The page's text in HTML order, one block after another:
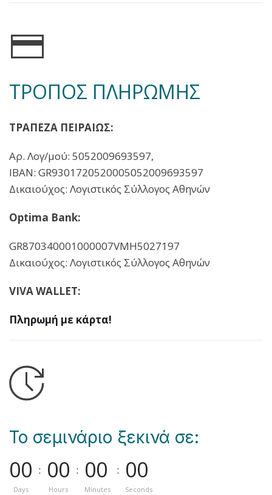
ΤΡΟΠΟΣ ΠΛΗΡΩΜΗΣ
ΤΡΑΠΕΖΑ ΠΕΙΡΑΙΩΣ:
Αρ. Λογ/μού: 5052009693597,
ΙΒΑΝ: GR9301720520005052009693597
Δικαιούχος: Λογιστικός Σύλλογος Αθηνών
Optima Bank:
GR870340001000007VMH5027197
Δικαιούχος: Λογιστικός Σύλλογος Αθηνών
VIVA WALLET:
Πληρωμή με κάρτα!
Το σεμινάριο ξεκινά σε:
00
Days
: 00
Hours
: 00
Minutes
: 00
Seconds